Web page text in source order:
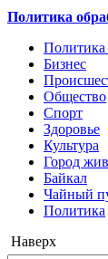
Политика
Политика
Бизнес
Общество
Cпорт
Здоровье
Культура
Город
Байкал
Чайный
Политика
Наверх